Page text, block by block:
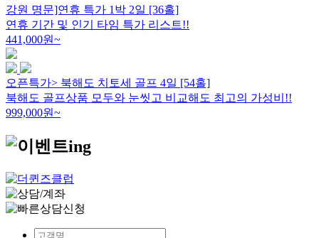
강원 명문]연휴 특가 1박 2일 [36홀]
연휴 기간 및 인기 타임 특가 리스트!!
441,000원~
오픈특가> 북해도 치토세 골프 4일 [54홀]
북해도 골프상품 모두와 눈씻고 비교해도 최고의 가성비!!
999,000원~